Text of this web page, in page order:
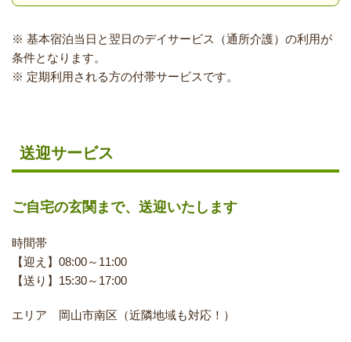
※ 基本宿泊当日と翌日のデイサービス（通所介護）の利用が
条件となります。
※ 定期利用される方の付帯サービスです。
送迎サービス
ご自宅の玄関まで、送迎いたします
時間帯
【迎え】08:00～11:00
【送り】15:30～17:00
エリア 岡山市南区（近隣地域も対応！）